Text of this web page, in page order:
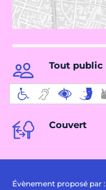
Tout public
Couvert
Évènement proposé par :